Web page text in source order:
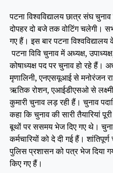
पटना विश्वविद्यालय छात्र संघ
दोपहर दो बजे तक वोटिंग चलेगी।
गए हैं। इस बार पटना
पटना विवि चुनाव में अध्यक्ष,
कोषाध्यक्ष पद पर चुनाव हो रहे हैं।
मृणालिनी, एनएसयूआई से मनोरंजन
ऋतिक रोशन, एआईडीएसओ से
कुमारी चुनाव लड़ रही हैं। चुनाव
कहा कि चुनाव की सारी तैयारियां
बूथों पर ससमय भेज दिए गए थे।
कर्मचारियों को दे दी गई हैं।
पुलिस प्रशासन को पत्र भेज दिया
किए गए हैं।